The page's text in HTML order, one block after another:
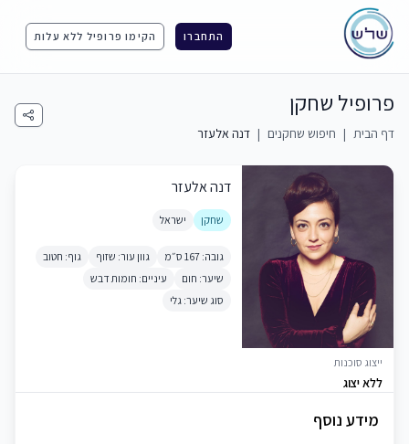
התחברו הקימו פרופיל ללא עלות
פרופיל שחקן
דף הבית | חיפוש שחקנים | דנה אלעזר
ייצוג סוכנות
ללא יצוג
דנה אלעזר
שחקן ישראל
גובה: 167 ס״מ גוון עור: שזוף
גוף: חטוב
שיער: חום
עיניים: חומות דבש
סוג שיער: גלי
מידע נוסף